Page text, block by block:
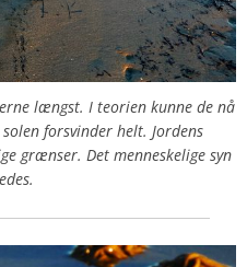
længst. I teorien kunne de nå
forsvinder helt. Jordens
grænser. Det menneskelige syn